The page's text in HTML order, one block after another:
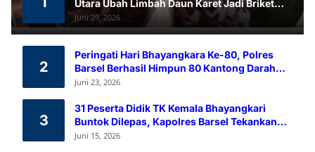
Utara Ubah Limbah Daun Karet Jadi Briket
Ramah Lingkungan
Juni 29, 2026
2
Peringati Hari Bhayangkara Ke-80, Polres
Barsel Berhasil Himpun 80 Kantong Darah
Melalui Aksi Donor Darah
Juni 23, 2026
3
31 Peserta Didik TK Kemala Bhayangkari
Buntok Dilepas, Kapolres Barsel Tekankan
Pendidikan Karakter
Juni 15, 2026